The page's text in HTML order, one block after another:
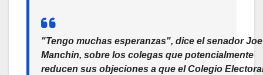
"Tengo muchas esperanzas", dice el senador Joe
Manchin, sobre los colegas que potencialmente
reducen sus objeciones a que el Colegio